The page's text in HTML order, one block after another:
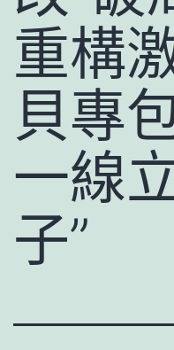
重構
貝專
一線
子”